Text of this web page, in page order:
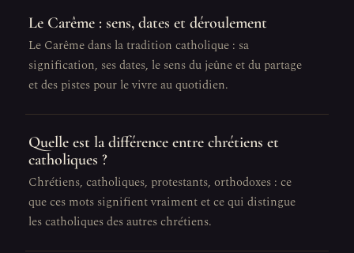
Le Carême : sens, dates et déroulement
Le Carême dans la tradition catholique : sa
signification, ses dates, le sens du jeûne et du partage
et des pistes pour le vivre au quotidien.
Quelle est la différence entre chrétiens et
catholiques ?
Chrétiens, catholiques, protestants, orthodoxes : ce
que ces mots signifient vraiment et ce qui distingue
les catholiques des autres chrétiens.